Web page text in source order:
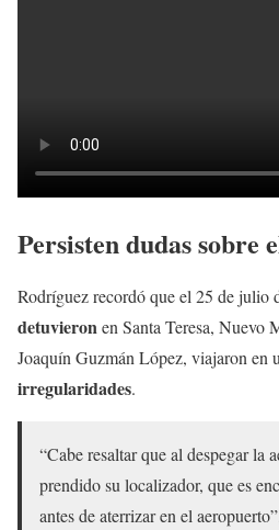
Persisten dudas sobre
Rodríguez recordó que el 25 de julio
detuvieron en Santa Teresa, Nuevo
Joaquín Guzmán López, viajaron en
irregularidades.
“Cabe resaltar que al despegar la
prendido su localizador, que es
antes de aterrizar en el